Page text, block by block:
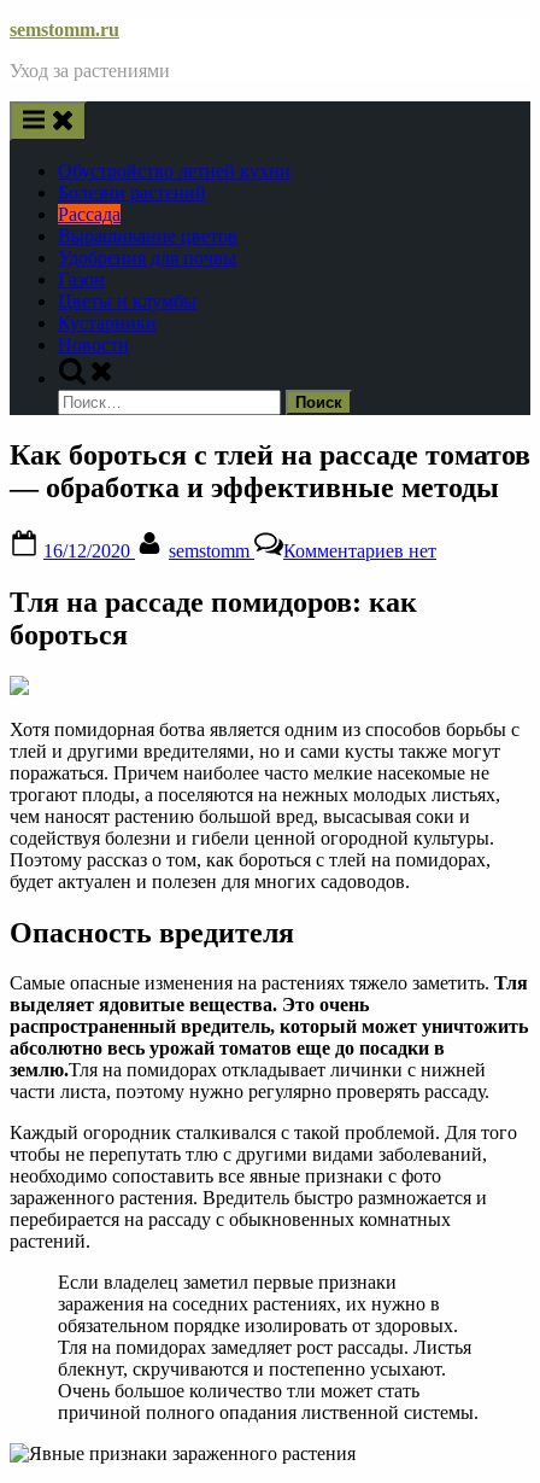
Skip
content
semstomm.ru
Уход за растениями
Обустройство летней кухни
Болезни растений
Рассада
Выращивание цветов
Удобрения для почвы
Газон
Цветы и клумбы
Кустарники
Новости
Toggle
search
form
Найти:
Как бороться с тлей на рассаде томатов
— обработка и эффективные методы
on
16/12/2020 semstomm Комментариевзаписи
бороться
—
обработка
и
эффективные
методы
нет
Тля на рассаде помидоров: как
бороться
Хотя помидорная ботва является одним из способов борьбы с
тлей и другими вредителями, но и сами кусты также могут
поражаться. Причем наиболее часто мелкие насекомые не
трогают плоды, а поселяются на нежных молодых листьях,
чем наносят растению большой вред, высасывая соки и
содействуя болезни и гибели ценной огородной культуры.
Поэтому рассказ о том, как бороться с тлей на помидорах,
будет актуален и полезен для многих садоводов.
Опасность вредителя
Самые опасные изменения на растениях тяжело заметить. Тля
выделяет ядовитые вещества. Это очень
распространенный вредитель, который может уничтожить
абсолютно весь урожай томатов еще до посадки в
землю.Тля на помидорах откладывает личинки с нижней
части листа, поэтому нужно регулярно проверять рассаду.
Каждый огородник сталкивался с такой проблемой. Для того
чтобы не перепутать тлю с другими видами заболеваний,
необходимо сопоставить все явные признаки с фото
зараженного растения. Вредитель быстро размножается и
перебирается на рассаду с обыкновенных комнатных
растений.
Если владелец заметил первые признаки
заражения на соседних растениях, их нужно в
обязательном порядке изолировать от здоровых.
Тля на помидорах замедляет рост рассады. Листья
блекнут, скручиваются и постепенно усыхают.
Очень большое количество тли может стать
причиной полного опадания лиственной системы.